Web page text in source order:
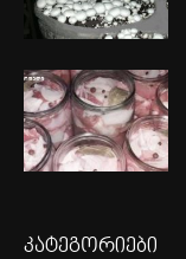
კატეგორიები